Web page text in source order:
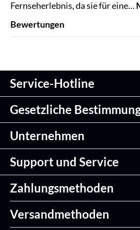
Fernseherlebnis, da sie für eine…
Bewertungen
Service-Hotline
Gesetzliche
Unternehmen
Support und Service
Zahlungsmethoden
Versandmethoden